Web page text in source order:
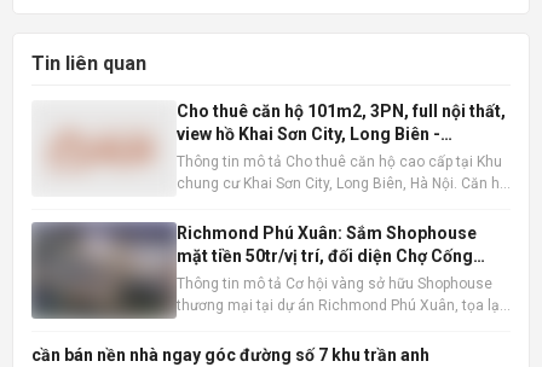
Tin liên quan
Cho thuê căn hộ 101m2, 3PN, full nội thất,
view hồ Khai Sơn City, Long Biên -
16tr/tháng
Thông tin mô tả Cho thuê căn hộ cao cấp tại Khu
chung cư Khai Sơn City, Long Biên, Hà Nội. Căn hộ
đãng ra hồ điều hòa, mang đến không gian sống
trong lành và thư thái. Với diện tích sàn rộng rãi
101m2 ,
Richmond Phú Xuân: Sắm Shophouse
mặt tiền 50tr/vị trí, đối diện Chợ Cống
Mới, Huế
Thông tin mô tả Cơ hội vàng sở hữu Shophouse
thương mại tại dự án Richmond Phú Xuân, tọa lạc
đối diện Chợ Cống Mới, TP Huế. Với mức booking
cần bán nền nhà ngay góc đường số 7 khu trần anh